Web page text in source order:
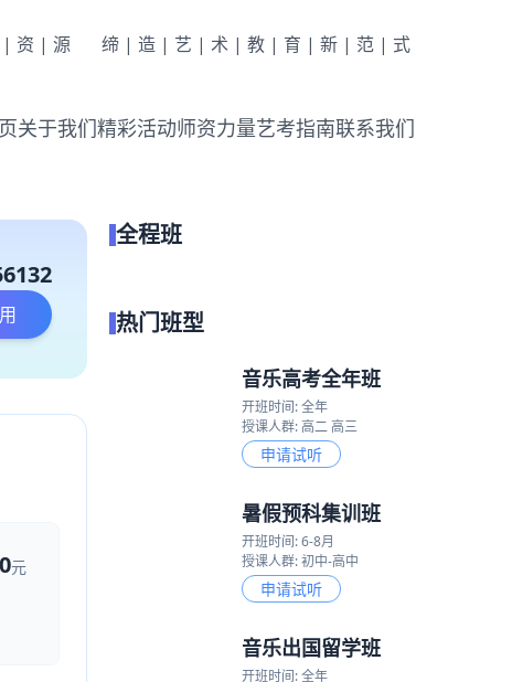
资|源 缔|造|艺|术|教|育|新|范|式
关于我们精彩活动师资力量艺考指南联系我们
元
全程班
热门班型
音乐高考全年班
开班时间: 全年
授课人群: 高二 高三
申请试听
暑假预科集训班
开班时间: 6-8月
授课人群: 初中-高中
申请试听
音乐出国留学班
开班时间: 全年